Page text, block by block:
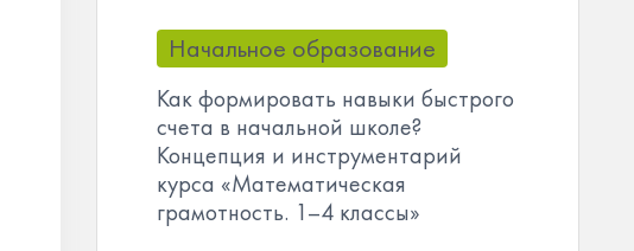
Начальное образование
Как формировать навыки быстрого
счета в начальной школе?
Концепция и инструментарий
курса «Математическая
грамотность. 1–4 классы»